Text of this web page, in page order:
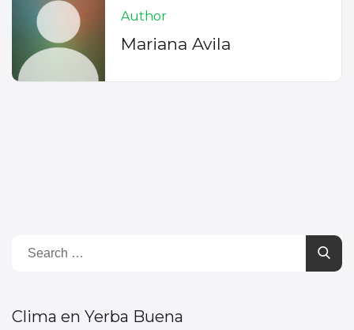
Author
Mariana Avila
Clima en Yerba Buena